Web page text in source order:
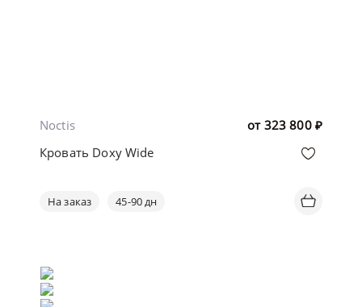
от 323 800 ₽
Noctis
Кровать Doxy Wide
На заказ 45-90 дн